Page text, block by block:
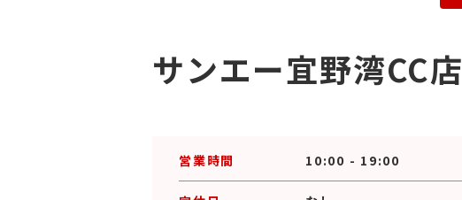
サンエー宜野湾CC店
営業時間 10:00 - 19:00